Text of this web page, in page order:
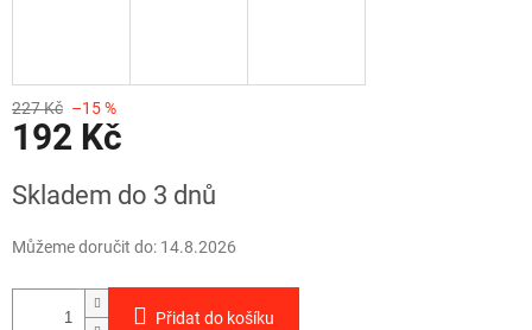
227 Kč –15 %
192 Kč
cena:
Skladem do 3 dnů
Můžeme doručit do: 14.8.2026
Přidat do košíku